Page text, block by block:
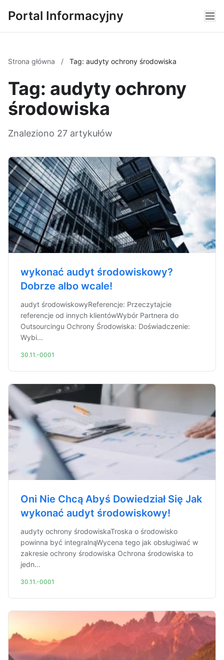
Portal Informacyjny
Strona główna / Tag: audyty ochrony środowiska
Tag: audyty ochrony
środowiska
Znaleziono 27 artykułów
wykonać audyt środowiskowy?
Dobrze albo wcale!
audyt środowiskowyReferencje: Przeczytajcie
referencje od innych klientówWybór Partnera do
Outsourcingu Ochrony Środowiska: Doświadczenie:
Wybi...
30.11.-0001
Oni Nie Chcą Abyś Dowiedział Się Jak
wykonać audyt środowiskowy!
audyty ochrony środowiskaTroska o środowisko
powinna być integralnąWycena tego jak obsługiwać w
zakresie ochrony środowiska Ochrona środowiska to
jedn...
30.11.-0001